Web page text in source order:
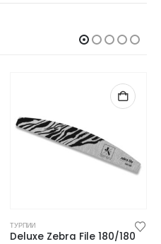
ТУРПИИ
Deluxe Zebra File 180/180